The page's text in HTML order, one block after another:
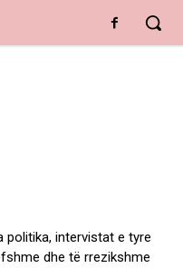
politika, intervistat e tyre
dhe të rrezikshme